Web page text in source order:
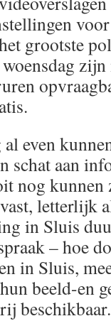
grootste
even
schat aan
nog kunnen
letterlijk
in Sluis
– hoe
in Sluis,
beeld-en
beschikbaar.